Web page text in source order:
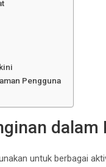
Pengguna
dalam
untuk berbagai